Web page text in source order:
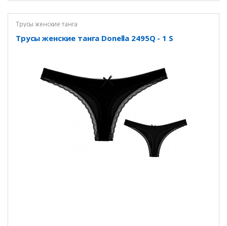
Трусы женские танга
Трусы женские танга Donella 2495Q - 1 S